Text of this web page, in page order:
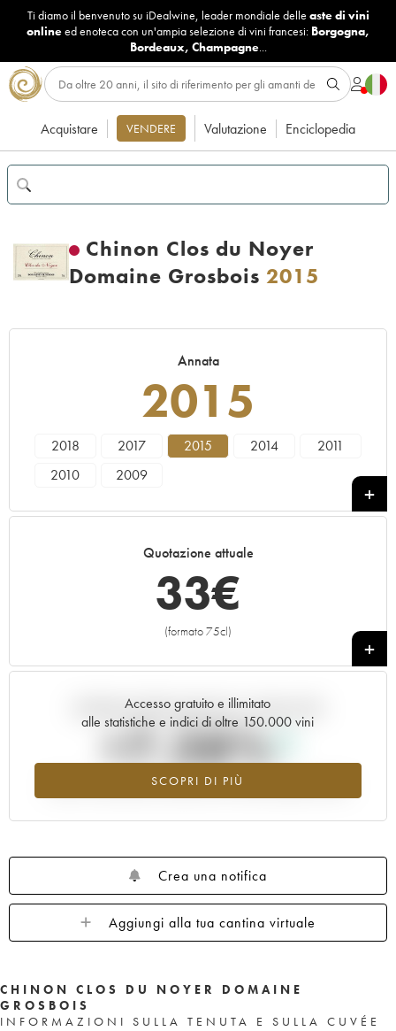
Ti diamo il benvenuto su iDealwine, leader mondiale delle aste di vini
onlineed enoteca con un'ampia selezione di vini francesi: Borgogna,
Bordeaux, Champagne...
Acquistare VENDERE Valutazione Enciclopedia
Chinon Clos du Noyer
Domaine Grosbois 2015
Annata
2015
2018 2017 2015 2014
2011
2010
2009
Quotazione attuale
33€
(formato 75cl)
+
Accesso gratuito e illimitato
alle statistiche e indici di oltre 150.000 vini
SCOPRI DI PIÙ
Andamento della quotazione in tempo reale
+7.38%
Valore in aumento per l'annata 2015 nel 2026 rispetto al 2025
Crea una notifica
Aggiungi alla tua cantina virtuale
CHINON CLOS DU NOYER DOMAINE
GROSBOIS
INFORMAZIONI SULLA TENUTA E SULLA CUVÉE